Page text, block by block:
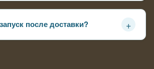
после доставки? +